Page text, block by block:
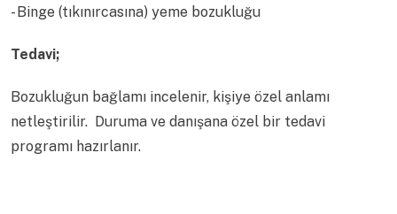
- Binge (tıkınırcasına) yeme bozukluğu
Tedavi;
Bozukluğun bağlamı incelenir, kişiye özel anlamı
netleştirilir. Duruma ve danışana özel bir tedavi
programı hazırlanır.